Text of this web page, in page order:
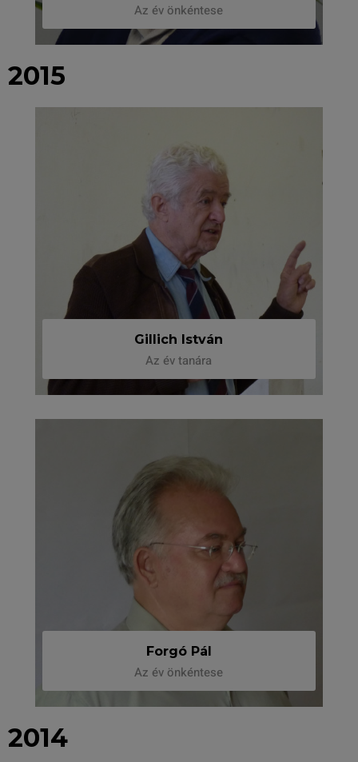
Az év önkéntese
2015
Gillich István
Az év tanára
Forgó Pál
Az év önkéntese
2014